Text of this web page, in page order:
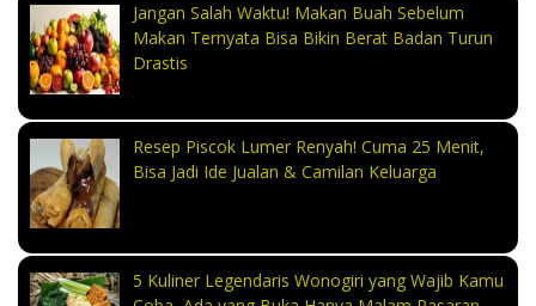
Jangan Salah Waktu! Makan Buah Sebelum
Makan Ternyata Bisa Bikin Berat Badan Turun
Drastis
Resep Piscok Lumer Renyah! Cuma 25 Menit,
Bisa Jadi Ide Jualan & Camilan Keluarga
5 Kuliner Legendaris Wonogiri yang Wajib Kamu